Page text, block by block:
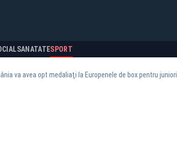
SANATATESPORT
va avea opt medaliaţi la Europenele de box pentru juniori